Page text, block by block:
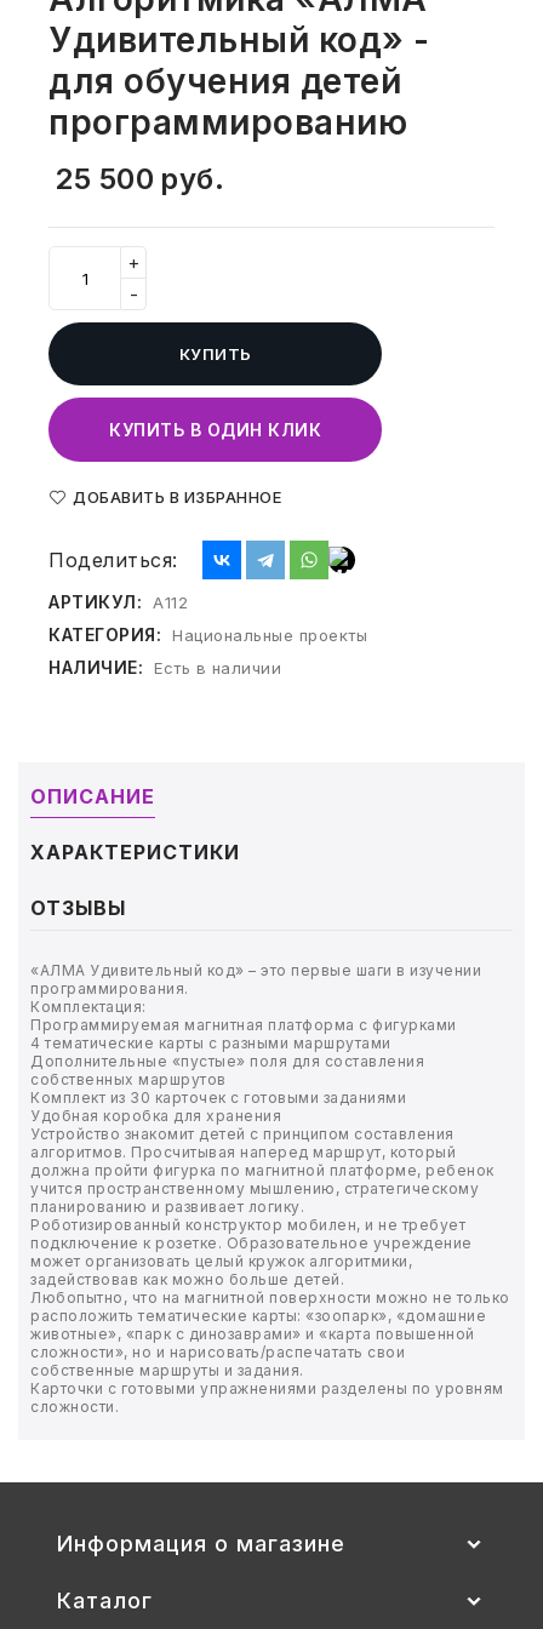
ХОЗТОВАРЫ И ХИМИЯ
ПОДАРКИ И СУВЕНИРЫ
ШКОЛА И ТВОРЧЕСТВО
МЕБЕЛЬ
МЕБЕЛЬ
МЕДИЦИНСКИЕ ТОВАРЫ
СРЕДСТВА ИНДИВИД. ЗАЩИТЫ
(СИЗ)
ТОВАРЫ ДЛЯ МЕДИЦИНЫ
КАНЦТОВАРЫ
ДОМ И САД
ТЕХНИКА ДЛЯ ОФИСА
ПРОДУКТЫ ПИТАНИЯ
ХОЗТОВАРЫ
БУМАГА
БЫТОВАЯ И ПРОФ. ХИМИЯ
БЫТОВАЯ ТЕХНИКА
ДЕМООБОРУДОВАНИЕ
ЭЛЕКТРОНИКА
ЭЛЕКТРОТОВАРЫ И ОСВЕЩЕНИЕ
ИНСТРУМЕНТЫ И РЕМОНТ
СПОРТ И ОТДЫХ
РАЗВИВАЮЩЕЕ ОБОРУДОВАНИЕ
СВОБОДНЫЙ ОСТАТОК ТОВАРА
Удивительный код» -
для обучения детей
программированию
25 500 руб.
+
-
КУПИТЬ
КУПИТЬ В ОДИН КЛИК
ДОБАВИТЬ В ИЗБРАННОЕ
Поделиться:
АРТИКУЛ: А112
КАТЕГОРИЯ: Национальные проекты
НАЛИЧИЕ: Есть в наличии
ОПИСАНИЕ
ХАРАКТЕРИСТИКИ
ОТЗЫВЫ
«АЛМА Удивительный код» – это первые шаги в изучении
программирования.
Комплектация:
Программируемая магнитная платформа с фигурками
4 тематические карты с разными маршрутами
Дополнительные «пустые» поля для составления
собственных маршрутов
Комплект из 30 карточек с готовыми заданиями
Удобная коробка для хранения
Устройство знакомит детей с принципом составления
алгоритмов. Просчитывая наперед маршрут, который
должна пройти фигурка по магнитной платформе, ребенок
учится пространственному мышлению, стратегическому
планированию и развивает логику.
Роботизированный конструктор мобилен, и не требует
подключение к розетке. Образовательное учреждение
может организовать целый кружок алгоритмики,
задействовав как можно больше детей.
Любопытно, что на магнитной поверхности можно не только
расположить тематические карты: «зоопарк», «домашние
животные», «парк с динозаврами» и «карта повышенной
сложности», но и нарисовать/распечатать свои
собственные маршруты и задания.
Карточки с готовыми упражнениями разделены по уровням
сложности.
Информация о магазине
Каталог